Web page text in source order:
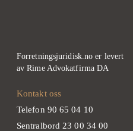
Forretningsjuridisk.no er levert
av Rime Advokatfirma DA
Kontakt oss
Telefon 90 65 04 10
Sentralbord 23 00 34 00